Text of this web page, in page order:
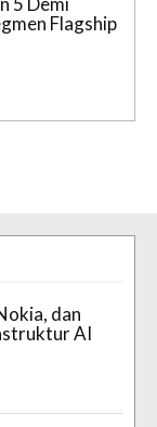
Flagship
dan
AI